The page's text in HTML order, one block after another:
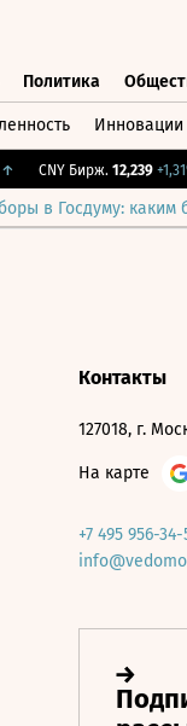
Политика
Инновации
CNY Бирж. 12,239 +1,31%
в Госдуму: каким
Контакты
127018, г.
На карте
+7 495 956-34-